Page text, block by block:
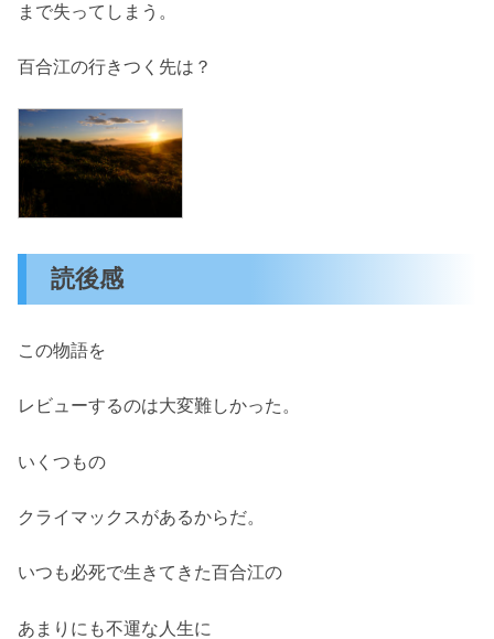
まで失ってしまう。
百合江の行きつく先は？
読後感
この物語を
レビューするのは大変難しかった。
いくつもの
クライマックスがあるからだ。
いつも必死で生きてきた百合江の
あまりにも不運な人生に